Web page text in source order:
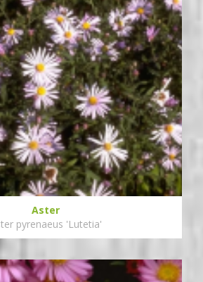
Aster
pyrenaeus 'Lutetia'